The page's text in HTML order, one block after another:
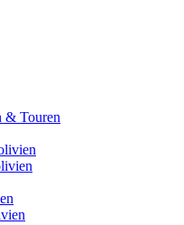
Touren